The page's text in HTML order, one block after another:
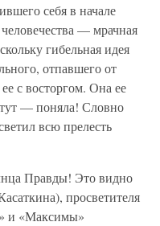
себя в начале
— мрачная
гибельная идея
отпавшего от
с восторгом. Она ее
— поняла! Словно
всю прелесть
Правды! Это видно
просветителя
и «Максимы»